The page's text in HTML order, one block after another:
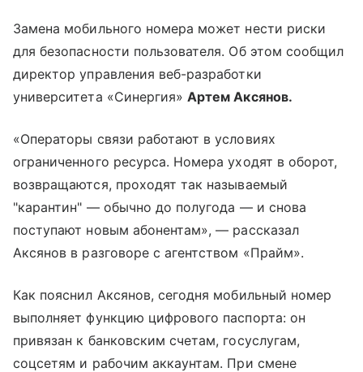
Замена мобильного номера может нести риски
для безопасности пользователя. Об этом сообщил
директор управления веб-разработки
университета «Синергия»Артем Аксянов.
«Операторы связи работают в условиях
ограниченного ресурса. Номера уходят в оборот,
возвращаются, проходят так называемый
"карантин" — обычно до полугода — и снова
поступают новым абонентам», — рассказал
Аксянов в разговоре с агентством «Прайм».
Как пояснил Аксянов, сегодня мобильный номер
выполняет функцию цифрового паспорта: он
привязан к банковским счетам, госуслугам,
соцсетям и рабочим аккаунтам. При смене